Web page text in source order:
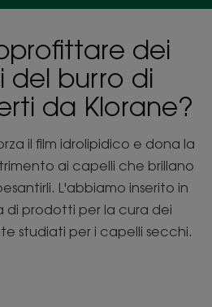
dei
del burro di
da Klorane?
il film idrolipidico e dona la
ai capelli che brillano
L'abbiamo inserito in
prodotti per la cura dei
studiati per i capelli secchi.